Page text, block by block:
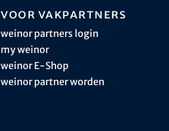
Voor vakpartners
weinor partners login
my weinor
weinor E-Shop
weinor partner worden